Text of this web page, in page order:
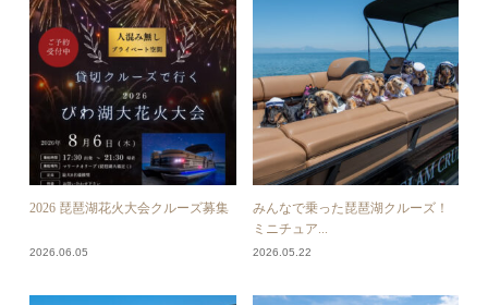
2026 琵琶湖花火大会クルーズ募集
2026.06.05
みんなで乗った琵琶湖クルーズ！
ミニチュア...
2026.05.22